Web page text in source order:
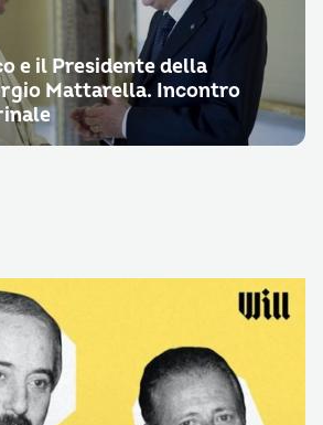
e il Presidente della
Mattarella. Incontro